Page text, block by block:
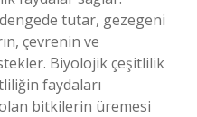
tutar, gezegeni
çevrenin ve
Biyolojik çeşitlilik
faydaları
olan bitkilerin üremesi